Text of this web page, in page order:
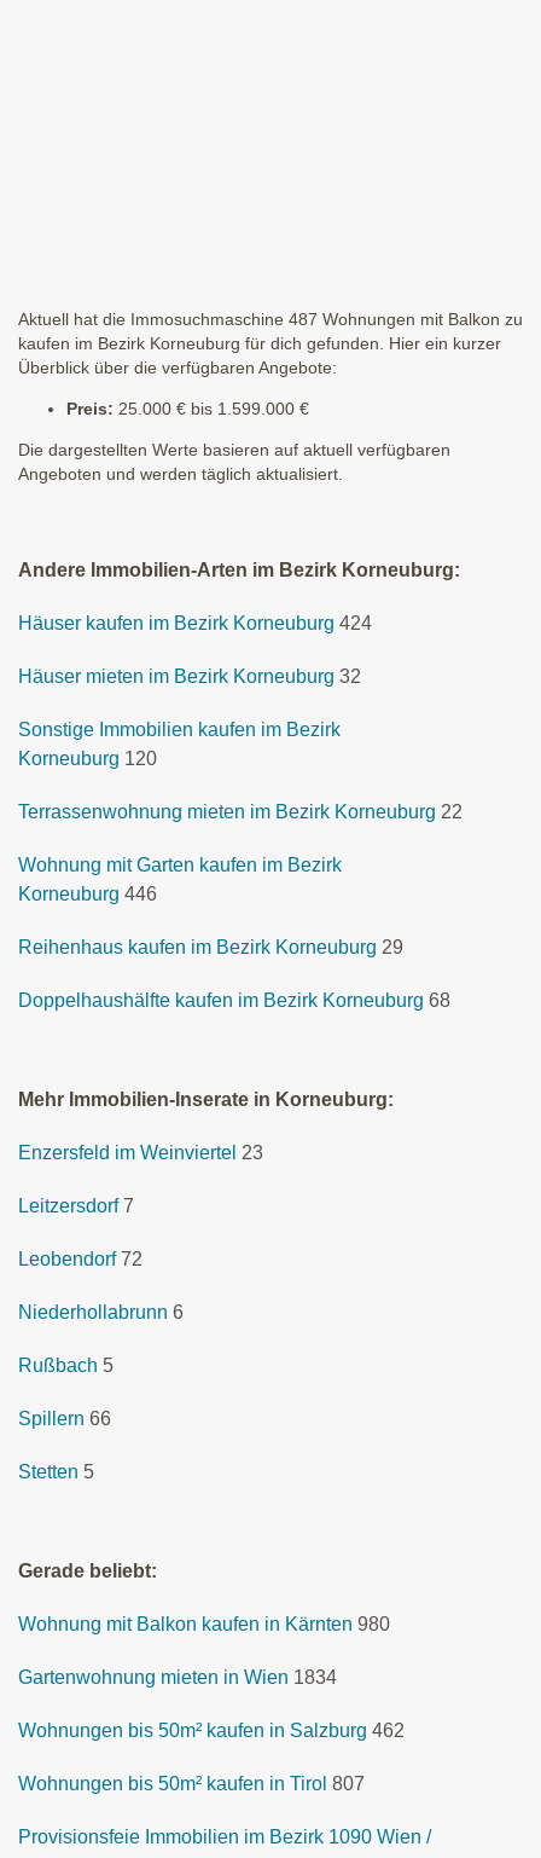
Aktuell hat die Immosuchmaschine 487 Wohnungen mit Balkon zu
kaufen im Bezirk Korneuburg für dich gefunden. Hier ein kurzer
Überblick über die verfügbaren Angebote:
Preis: 25.000 € bis 1.599.000 €
Die dargestellten Werte basieren auf aktuell verfügbaren
Angeboten und werden täglich aktualisiert.
Andere Immobilien-Arten im Bezirk Korneuburg:
Häuser kaufen im Bezirk Korneuburg 424
Häuser mieten im Bezirk Korneuburg 32
Sonstige Immobilien kaufen im Bezirk
Korneuburg 120
Terrassenwohnung mieten im Bezirk Korneuburg 22
Wohnung mit Garten kaufen im Bezirk
Korneuburg 446
Reihenhaus kaufen im Bezirk Korneuburg 29
Doppelhaushälfte kaufen im Bezirk Korneuburg 68
Mehr Immobilien-Inserate in Korneuburg:
Enzersfeld im Weinviertel 23
Leitzersdorf 7
Leobendorf 72
Niederhollabrunn 6
Rußbach 5
Spillern 66
Stetten 5
Gerade beliebt:
Wohnung mit Balkon kaufen in Kärnten 980
Gartenwohnung mieten in Wien 1834
Wohnungen bis 50m² kaufen in Salzburg 462
Wohnungen bis 50m² kaufen in Tirol 807
Provisionsfeie Immobilien im Bezirk 1090 Wien /